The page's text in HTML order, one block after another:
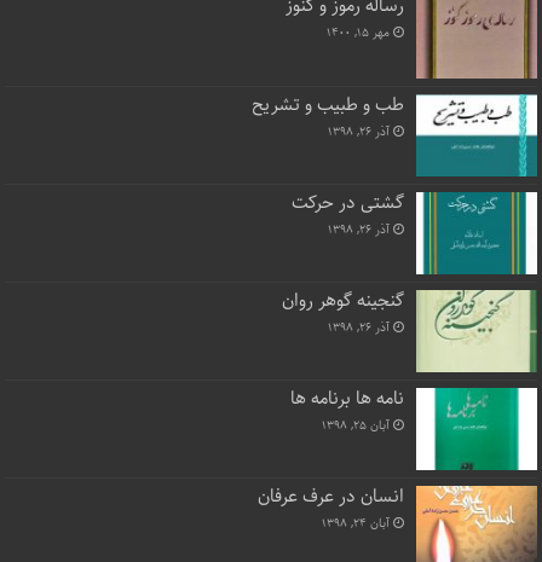
رساله رموز و کنوز
مهر ۱۵, ۱۴۰۰
طب و طبیب و تشریح
آذر ۲۶, ۱۳۹۸
گشتی در حرکت
آذر ۲۶, ۱۳۹۸
گنجینه گوهر روان
آذر ۲۶, ۱۳۹۸
نامه ها برنامه ها
آبان ۲۵, ۱۳۹۸
انسان در عرف عرفان
آبان ۲۴, ۱۳۹۸